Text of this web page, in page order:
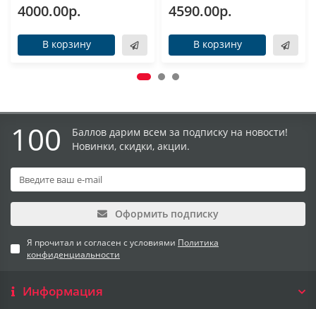
4000.00р.
В корзину
4590.00р.
В корзину
100
Баллов дарим всем за подписку на новости!
Новинки, скидки, акции.
Оформить подписку
Я прочитал и согласен с условиями Политика
конфиденциальности
Информация